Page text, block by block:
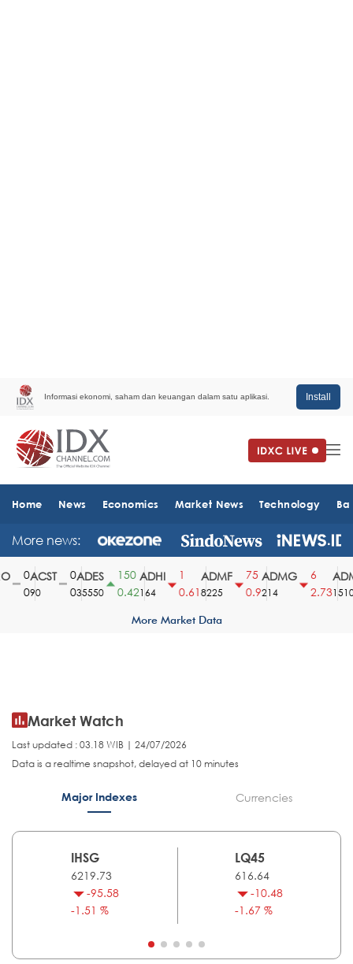
Informasi ekonomi, saham dan keuangan dalam satu aplikasi. Install
Home News Economics Market News Technology
More news:
ACST
90
ADES
35550
150
0.42
ADHI
164
0.61
ADMF
8225
75
0.9
ADMG
214
2.731510
More Market Data
Market Watch
Last updated : 03.18 WIB | 24/07/2026
Data is a realtime snapshot, delayed at 10 minutes
Major Indexes Currencies
IHSG
6219.73
-95.58
-1.51 %
LQ45
616.64
-10.48
-1.67 %